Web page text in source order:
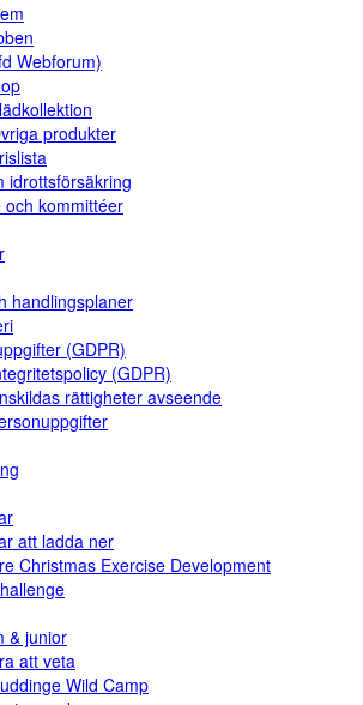
Webforum)
produkter
idrottsförsäkring
och kommittéer
handlingsplaner
(GDPR)
(GDPR)
rättigheter avseende
att ladda ner
Christmas Exercise Development
& junior
att veta
Wild Camp